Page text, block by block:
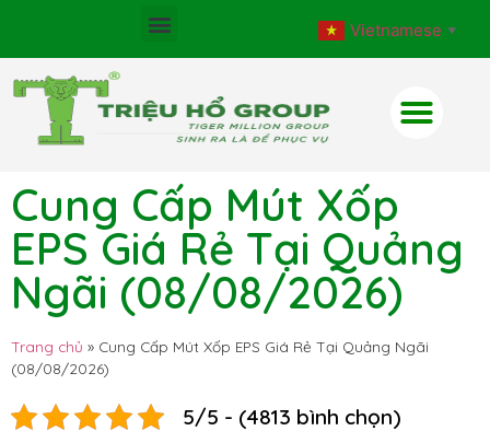
Vietnamese ▼
Cung Cấp Mút Xốp
EPS Giá Rẻ Tại Quảng
Ngãi (08/08/2026)
Trang chủ » Cung Cấp Mút Xốp EPS Giá Rẻ Tại Quảng Ngãi
(08/08/2026)
5/5 - (4813 bình chọn)